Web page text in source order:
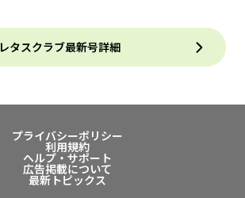
レタスクラブ最新号詳細
プライバシーポリシー
利用規約
ヘルプ・サポート
広告掲載について
最新トピックス